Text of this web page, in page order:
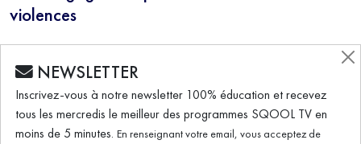
violences
Violences conjugales, emprise psychologique, violences familiales
ou vicariantes : comment accompagner les victimes sur le chemin
de la reconstruction ? Face à ces situations, de nombreux
professionnels peuvent jouer un rôle déterminant. Mais sont-ils
NEWSLETTER
Inscrivez-vous à notre newsletter 100% éducation et recevez
tous les mercredis le meilleur des programmes SQOOL TV en
moins de 5 minutes. En renseignant votre email, vous acceptez de